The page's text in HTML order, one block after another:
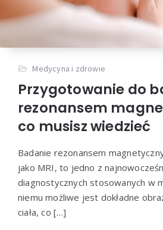
Medycyna i zdrowie
Przygotowanie do
rezonansem
co musisz wiedzieć
Badanie rezonansem
jako MRI, to jedno z
diagnostycznych stosowanych w
niemu możliwe jest dokładne
ciała, co […]